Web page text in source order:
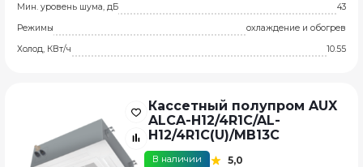
Мин. уровень шума, дБ
43
Режимы
охлаждение и обогрев
Холод, КВт/ч
10.55
Кассетный полупром AUX
ALCA-H12/4R1C/AL-
H12/4R1C(U)/MB13C
В наличии 5,0